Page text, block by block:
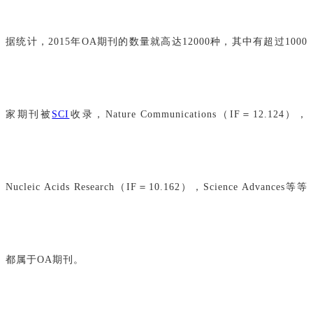
据统计，2015年OA期刊的数量就高达12000种，其中有超过1000
家期刊被 SCI 收录，Nature Communications（IF＝12.124），
Nucleic Acids Research（IF＝10.162），Science Advances等等
都属于OA期刊。